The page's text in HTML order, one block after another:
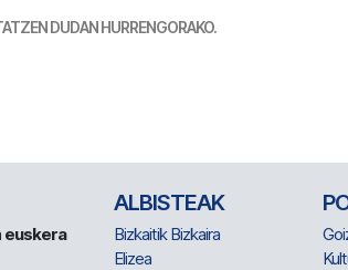
DUDAN HURRENGORAKO.
euskera
ALBISTEAK
Bizkaitik Bizkaira
Elizea